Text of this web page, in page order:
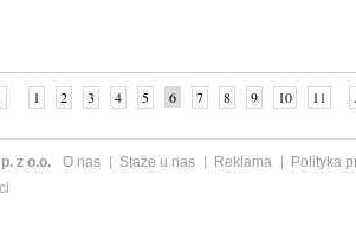
1 2 3 4 5 6 7 8 9 10 11
z o.o. O nas Staże u nas Reklama
Polityka